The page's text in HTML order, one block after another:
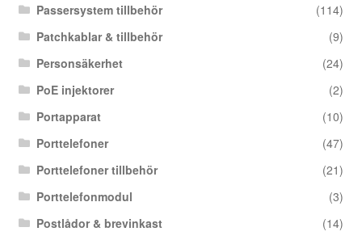
Passersystem tillbehör
(114)
Patchkablar & tillbehör
(9)
Personsäkerhet
(24)
PoE injektorer
(2)
Portapparat
(10)
Porttelefoner
(47)
Porttelefoner tillbehör
(21)
Porttelefonmodul
(3)
Postlådor & brevinkast
(14)